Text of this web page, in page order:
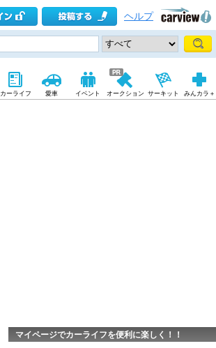
ヘルプ
カーライフ 愛車 イベント オークション サーキット みんカラ＋
マイページでカーライフを便利に楽しく！！